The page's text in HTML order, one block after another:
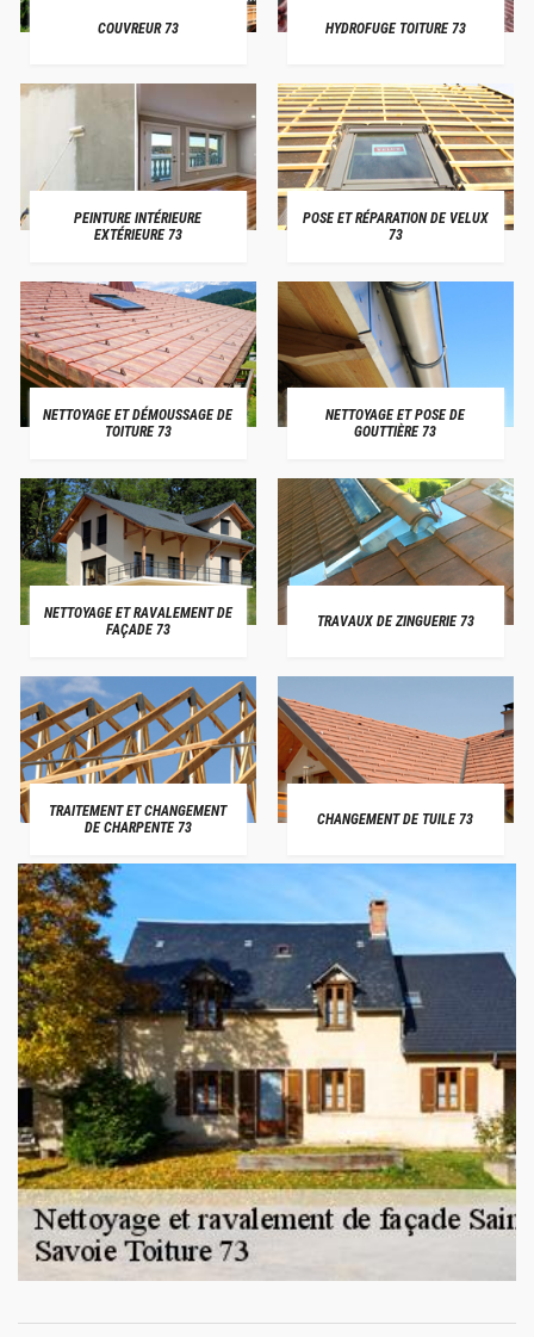
COUVREUR 73 HYDROFUGE TOITURE 73
PEINTURE INTÉRIEURE
EXTÉRIEURE 73
POSE ET RÉPARATION DE VELUX
73
NETTOYAGE ET DÉMOUSSAGE DE
TOITURE 73
NETTOYAGE ET POSE DE
GOUTTIÈRE 73
NETTOYAGE ET RAVALEMENT DE
FAÇADE 73
TRAVAUX DE ZINGUERIE 73
TRAITEMENT ET CHANGEMENT
DE CHARPENTE 73
CHANGEMENT DE TUILE 73